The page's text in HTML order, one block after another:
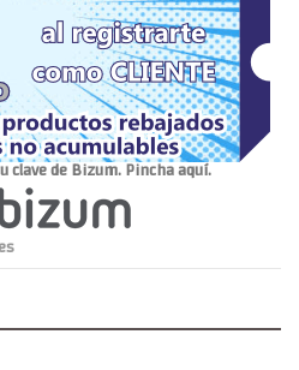
clave de Bizum. Pincha aquí.